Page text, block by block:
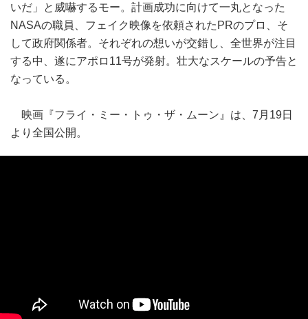
いだ」と威嚇するモー。計画成功に向けて一丸となった
NASAの職員、フェイク映像を依頼されたPRのプロ、そ
して政府関係者。それぞれの想いが交錯し、全世界が注目
する中、遂にアポロ11号が発射。壮大なスケールの予告と
なっている。
映画『フライ・ミー・トゥ・ザ・ムーン』は、7月19日
より全国公開。